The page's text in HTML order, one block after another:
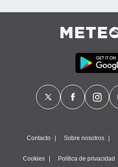
Contacto Sobre nosotros
Cookies Política de privacidad